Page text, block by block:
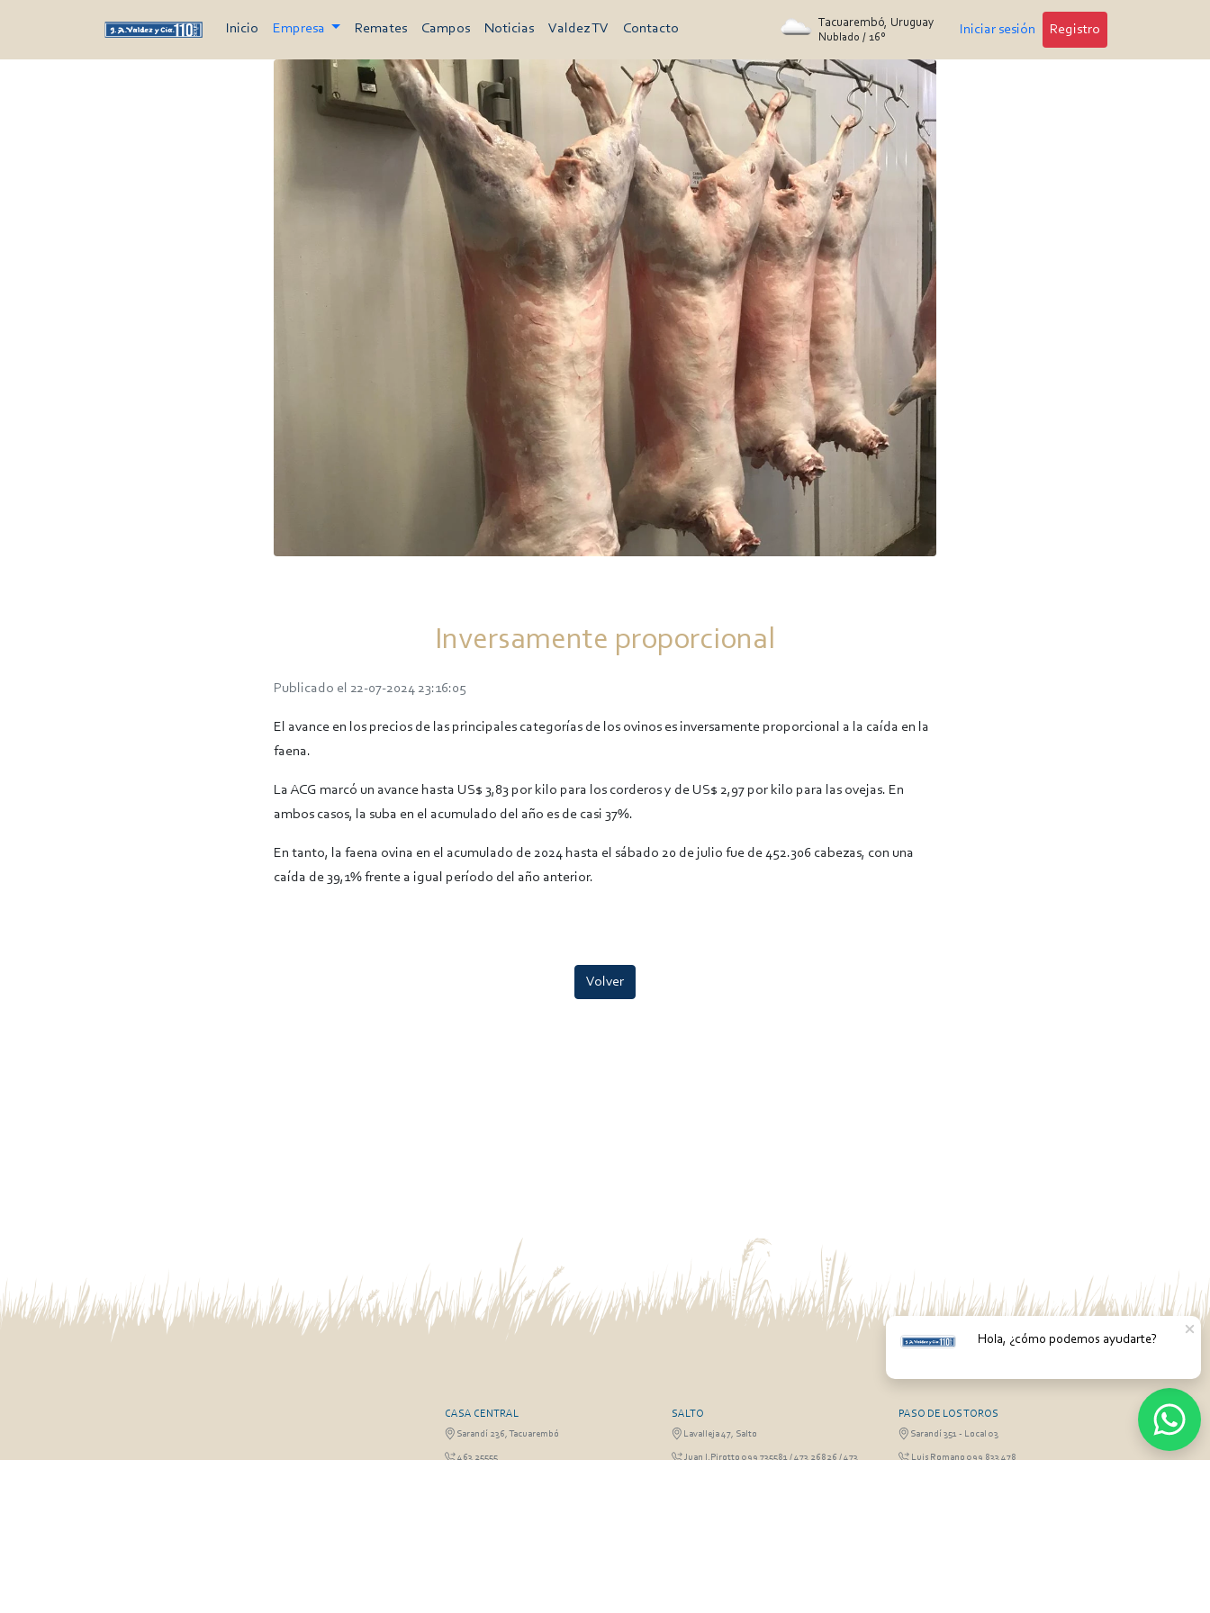
Inicio Empresa Remates Campos Noticias Valdez TV Contacto Tacuarembó, Uruguay
Nublado / 16° Iniciar sesión Registro
Inversamente proporcional
Publicado el 22-07-2024 23:16:05
El avance en los precios de las principales categorías de los ovinos es inversamente proporcional a la caída en la
faena.
La ACG marcó un avance hasta US$ 3,83 por kilo para los corderos y de US$ 2,97 por kilo para las ovejas. En
ambos casos, la suba en el acumulado del año es de casi 37%.
En tanto, la faena ovina en el acumulado de 2024 hasta el sábado 20 de julio fue de 452.306 cabezas, con una
caída de 39,1% frente a igual período del año anterior.
Volver
CASA CENTRAL
Sarandí 236, Tacuarembó
463 25555
SALTO
Lavalleja 47, Salto
Juan I.Pirotto 099 735581 / 473 26826 / 473
PASO DE LOS TOROS
Sarandí 351 - Local 03
Luis Romano 099 833 478
Hola, ¿cómo podemos ayudarte?